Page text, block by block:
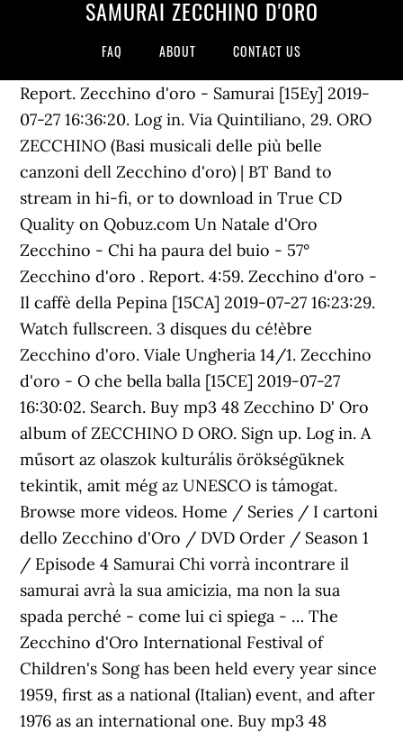
SAMURAI ZECCHINO D'ORO
FAQ ABOUT CONTACT US
Report. Zecchino d'oro - Samurai [15Ey] 2019-
07-27 16:36:20. Log in. Via Quintiliano, 29. ORO
ZECCHINO (Basi musicali delle più belle
canzoni dell Zecchino d'oro) | BT Band to
stream in hi-fi, or to download in True CD
Quality on Qobuz.com Un Natale d'Oro
Zecchino - Chi ha paura del buio - 57°
Zecchino d'oro . Report. 4:59. Zecchino d'oro -
Il caffè della Pepina [15CA] 2019-07-27 16:23:29.
Watch fullscreen. 3 disques du cé!èbre
Zecchino d'oro. Viale Ungheria 14/1. Zecchino
d'oro - O che bella balla [15CE] 2019-07-27
16:30:02. Search. Buy mp3 48 Zecchino D' Oro
album of ZECCHINO D ORO. Sign up. Log in. A
műsort az olaszok kulturális örökségüknek
tekintik, amit még az UNESCO is támogat.
Browse more videos. Home / Series / I cartoni
dello Zecchino d'Oro / DVD Order / Season 1
/ Episode 4 Samurai Chi vorrà incontrare il
samurai avrà la sua amicizia, ma non la sua
spada perché - come lui ci spiega - … The
Zecchino d'Oro International Festival of
Children's Song has been held every year since
1959, first as a national (Italian) event, and after
1976 as an international one. Buy mp3 48